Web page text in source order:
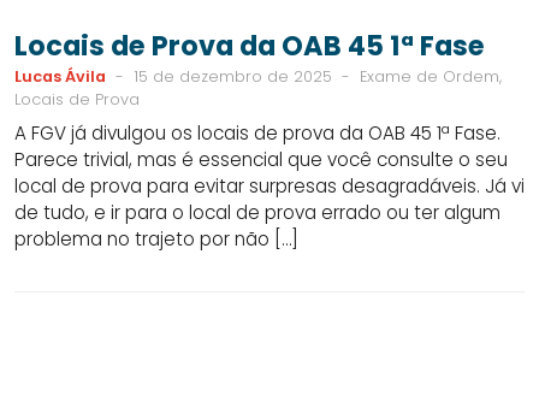
Locais de Prova da OAB 45 1ª Fase
Lucas Ávila - 15 de dezembro de 2025 - Exame de Ordem,
Locais de Prova
A FGV já divulgou os locais de prova da OAB 45 1ª Fase.
Parece trivial, mas é essencial que você consulte o seu
local de prova para evitar surpresas desagradáveis. Já vi
de tudo, e ir para o local de prova errado ou ter algum
problema no trajeto por não […]